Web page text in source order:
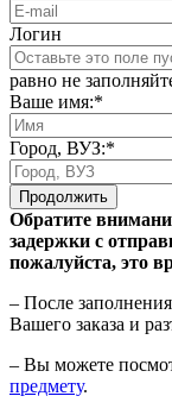
Логин
равно не
Ваше имя:*
Город, ВУЗ:*
Продолжить
Обратите
задержки с
пожалуйста, это
– После
Вашего заказа и
– Вы можете
предмету.